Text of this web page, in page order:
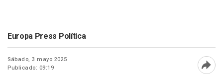
Europa Press Política
Sábado, 3 mayo 2025
Publicado: 09:19